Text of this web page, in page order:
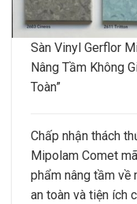
Sàn Vinyl Gerflor
Nâng Tầm Không
Toàn”
Chấp nhận thách
Mipolam Comet
phẩm nâng tầm về
an toàn và tiện ích